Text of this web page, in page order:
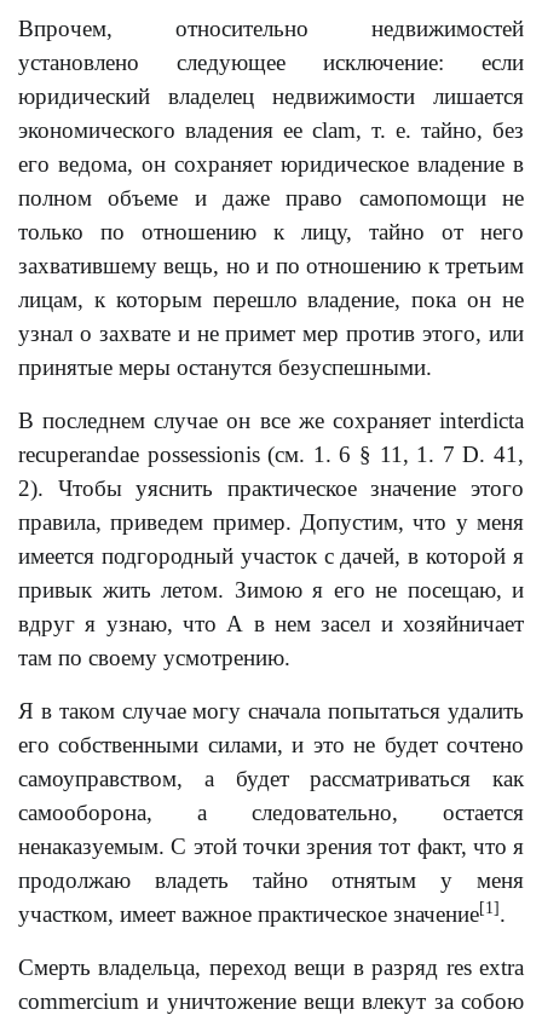
Впрочем, относительно недвижимостей
установлено следующее исключение: если
юридический владелец недвижимости лишается
экономического владения ее clam, т. е. тайно, без
его ведома, он сохраняет юридическое владение в
полном объеме и даже право самопомощи не
только по отношению к лицу, тайно от него
захватившему вещь, но и по отношению к третьим
лицам, к которым перешло владение, пока он не
узнал о захвате и не примет мер против этого, или
принятые меры останутся безуспешными.
В последнем случае он все же сохраняет interdicta
recuperandae possessionis (см. 1. 6 § 11, 1. 7 D. 41,
2). Чтобы уяснить практическое значение этого
правила, приведем пример. Допустим, что у меня
имеется подгородный участок с дачей, в которой я
привык жить летом. Зимою я его не посещаю, и
вдруг я узнаю, что А в нем засел и хозяйничает
там по своему усмотрению.
Я в таком случае могу сначала попытаться удалить
его собственными силами, и это не будет сочтено
самоуправством, а будет рассматриваться как
самооборона, а следовательно, остается
ненаказуемым. С этой точки зрения тот факт, что я
продолжаю владеть тайно отнятым у меня
участком, имеет важное практическое значение[1] .
Смерть владельца, переход вещи в разряд res extra
commercium и уничтожение вещи влекут за собою